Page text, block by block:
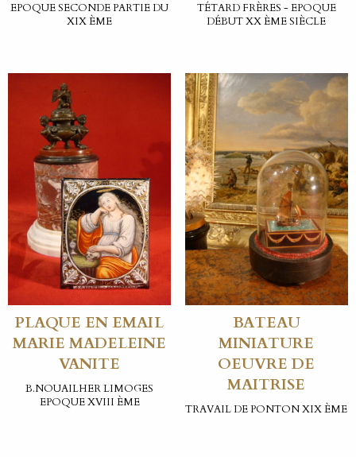
EPOQUE SECONDE PARTIE DU
XIX ÈME
TÉTARD FRÈRES - EPOQUE
DÉBUT XX ÈME SIÈCLE
PLAQUE EN EMAIL
MARIE MADELEINE
VANITE
B.NOUAILHER LIMOGES
EPOQUE XVIII ÈME
BATEAU
MINIATURE
OEUVRE DE
MAITRISE
TRAVAIL DE PONTON XIX ÈME